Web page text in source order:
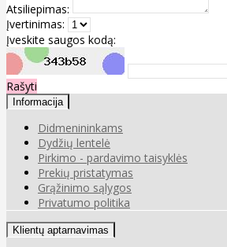
Atsiliepimas:
Įvertinimas:
Įveskite saugos kodą:
Rašyti
Informacija
Didmenininkams
Dydžių lentelė
Pirkimo - pardavimo taisyklės
Prekių pristatymas
Grąžinimo sąlygos
Privatumo politika
Klientų aptarnavimas